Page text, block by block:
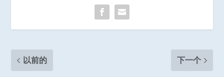
以前的 下一个